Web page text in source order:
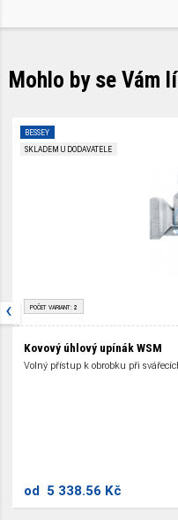
Mohlo by se Vám
SKLADEM U DODAVATELE
BESSEY
POČET VARIANT: 2
Kovový úhlový upínák WSM
Volný přístup k obrobku při
od 5 338.56 Kč
‹